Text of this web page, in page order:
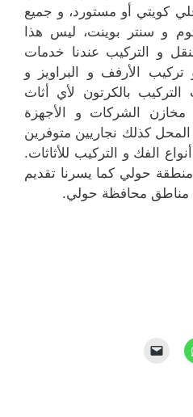
كويتي أو مستورد، و جميع
و سنتر بوينت، ليس هذا
و التركيب عندنا خدمات
الأرفف و البراويز و
بالكرتون لأي أثاث
مخازن الشركات و الأجهزة
المحل كذلك نجاريين متوفرين
الفك و التركيب للأثاثات.
حولي كما يسرنا تقديم
مناطق محافظة حولي.